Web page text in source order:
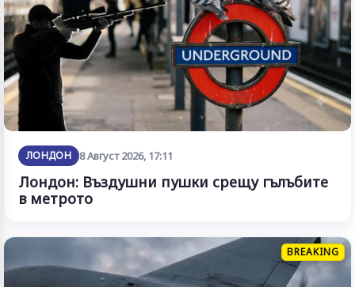
ЛОНДОН 8 Август 2026, 17:11
Лондон: Въздушни пушки срещу гълъбите
в метрото
BREAKING